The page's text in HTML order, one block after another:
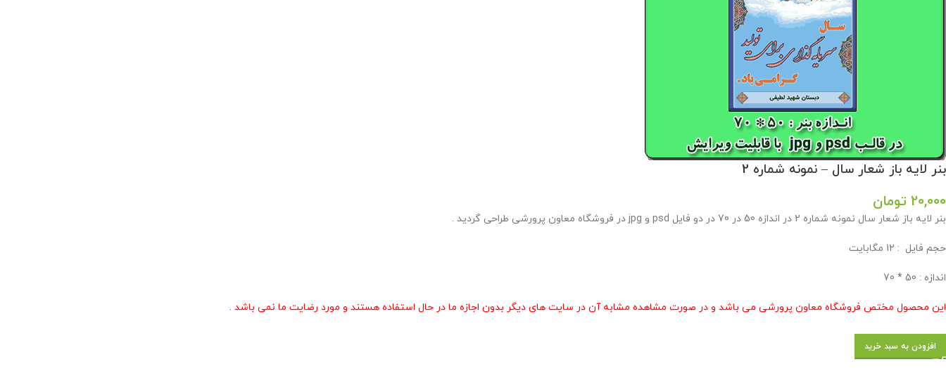
بنر لایه باز شعار سال – نمونه شماره 2
20,000 تومان
بنر لایه باز شعار سال نمونه شماره 2 در اندازه 50 در 70 در دو فایل psd و jpg در فروشگاه معاون پرورشی طراحی گردید .
حجم فايل : 12 مگابايت
اندازه : 50 * 70
این محصول مختص فروشگاه معاون پرورشی می باشد و در صورت مشاهده مشابه آن در سایت های دیگر بدون اجازه ما در حال استفاده هستند و مورد رضایت ما نمی باشد .
افزودن به سبد خرید